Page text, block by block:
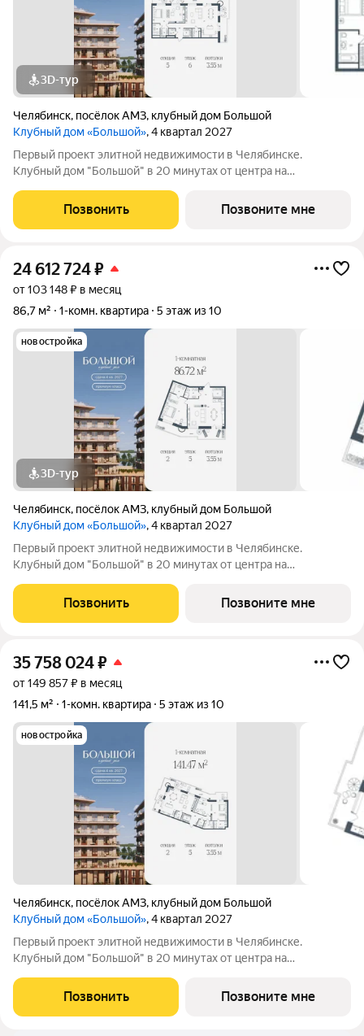
3D-тур
Челябинск, посёлок АМЗ, клубный дом Большой
Клубный дом «Большой», 4 квартал 2027
Первый проект элитной недвижимости в Челябинске.
Клубный дом "Большой" в 20 минутах от центра на
это единственное место в городе, где открывается
потрясающий вид на Шершнёвское водохранилище.
Позвонить Позвоните мне
24 612 724₽
от 103 148 ₽ в месяц
86,7 м²
1-комн. квартира 5 этаж из 10
новостройка
3D-тур
Челябинск, посёлок АМЗ, клубный дом Большой
Клубный дом «Большой», 4 квартал 2027
Первый проект элитной недвижимости в Челябинске.
Клубный дом "Большой" в 20 минутах от центра на
это единственное место в городе, где открывается
потрясающий вид на Шершнёвское водохранилище.
Позвонить Позвоните мне
35 758 024₽
от 149 857 ₽ в месяц
141,5 м²
1-комн. квартира 5 этаж из 10
новостройка
Челябинск, посёлок АМЗ, клубный дом Большой
Клубный дом «Большой», 4 квартал 2027
Первый проект элитной недвижимости в Челябинске.
Клубный дом "Большой" в 20 минутах от центра на
это единственное место в городе, где открывается
потрясающий вид на Шершнёвское водохранилище.
Позвонить Позвоните мне